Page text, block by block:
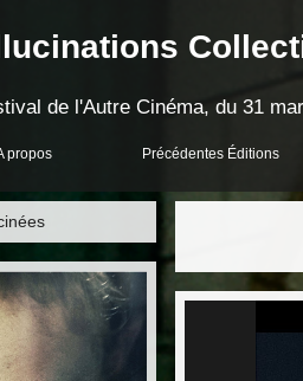
de l'Autre Cinéma, du 31
propos Précédentes Éditions